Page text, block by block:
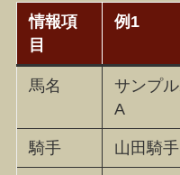
情報項
目
例1
馬名
サンプ
A
騎手 山田騎手